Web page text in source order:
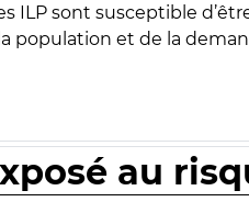
ILP sont susceptible
population et de la
au